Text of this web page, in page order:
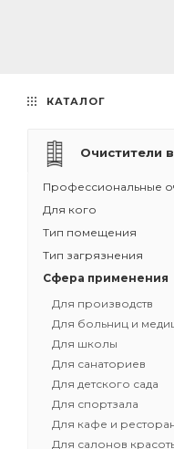
КАТАЛОГ
Очистители
Профессиональные
Для кого
Тип помещения
Тип загрязнения
Сфера применения
Для производств
Для больниц и
Для школы
Для санаториев
Для детского сада
Для спортзала
Для кафе и
Для салонов